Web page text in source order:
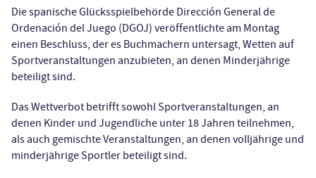
Die spanische Glücksspielbehörde Dirección General de
Ordenación del Juego (DGOJ) veröffentlichte am Montag
einen Beschluss, der es Buchmachern untersagt, Wetten auf
Sportveranstaltungen anzubieten, an denen Minderjährige
beteiligt sind.
Das Wettverbot betrifft sowohl Sportveranstaltungen, an
denen Kinder und Jugendliche unter 18 Jahren teilnehmen,
als auch gemischte Veranstaltungen, an denen volljährige und
minderjährige Sportler beteiligt sind.